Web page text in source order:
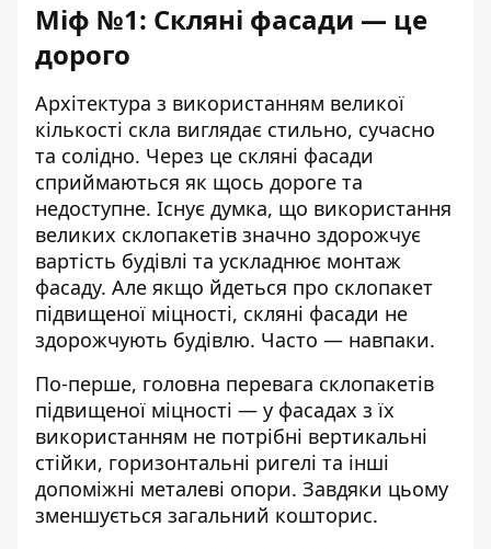
Міф №1: Скляні фасади — це
дорого
Архітектура з використанням великої
кількості скла виглядає стильно, сучасно
та солідно. Через це скляні фасади
сприймаються як щось дороге та
недоступне. Існує думка, що використання
великих склопакетів значно здорожчує
вартість будівлі та ускладнює монтаж
фасаду. Але якщо йдеться про склопакет
підвищеної міцності, скляні фасади не
здорожчують будівлю. Часто — навпаки.
По-перше, головна перевага склопакетів
підвищеної міцності — у фасадах з їх
використанням не потрібні вертикальні
стійки, горизонтальні ригелі та інші
допоміжні металеві опори. Завдяки цьому
зменшується загальний кошторис.